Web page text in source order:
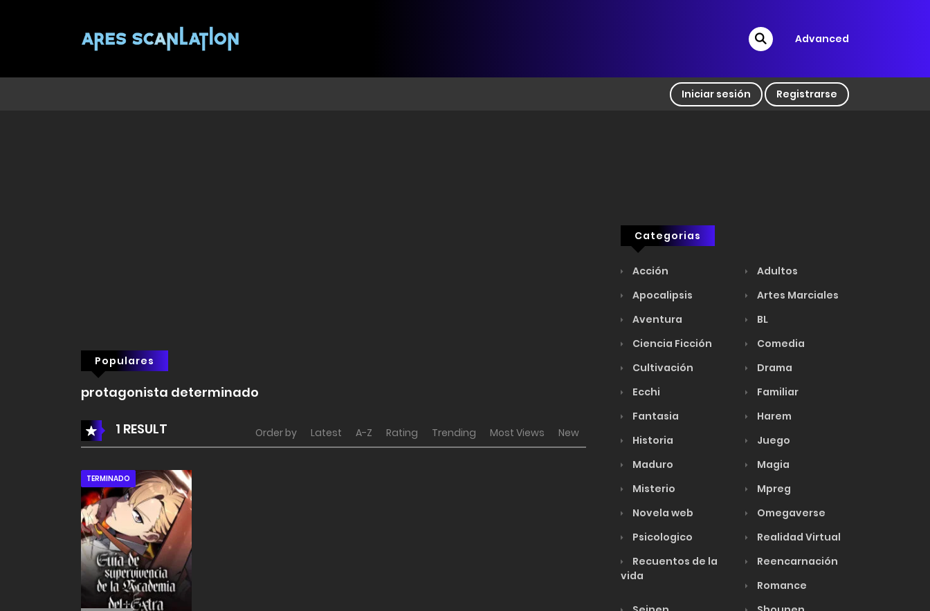
Advanced
Iniciar sesión Registrarse
Populares
protagonista determinado
1 RESULT Order by Latest A-Z Rating Trending Most Views New
TERMINADO
Categorias
Acción
Adultos
Apocalipsis
Artes Marciales
Aventura
BL
Ciencia Ficción
Comedia
Cultivación
Drama
Ecchi
Familiar
Fantasia
Harem
Historia
Juego
Maduro
Magia
Misterio
Mpreg
Novela web
Omegaverse
Psicologico
Realidad Virtual
Recuentos de la
vida
Reencarnación
Romance